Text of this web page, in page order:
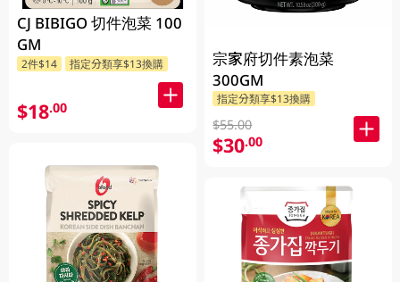
CJ BIBIGO 切件泡菜 100
GM
2件$14 指定分類享$13換購
$18.00
宗家府切件素泡菜
300GM
指定分類享$13換購
$55.00
$30.00